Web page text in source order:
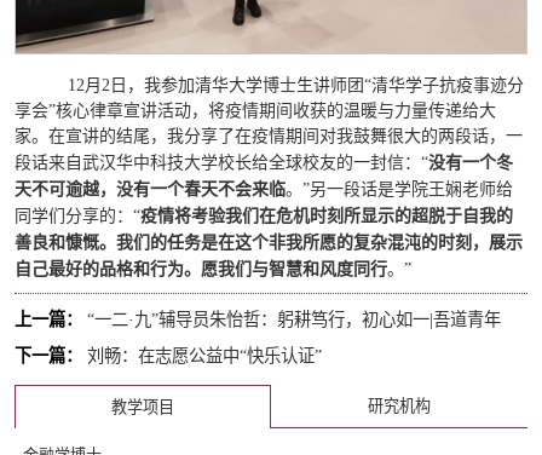
12月2日，我参加清华大学博士生讲师团“清华学子抗疫事迹分
享会”核心律章宣讲活动，将疫情期间收获的温暖与力量传递给大
家。在宣讲的结尾，我分享了在疫情期间对我鼓舞很大的两段话，一
段话来自武汉华中科技大学校长给全球校友的一封信：“没有一个冬
天不可逾越，没有一个春天不会来临。”另一段话是学院王娴老师给
同学们分享的：“疫情将考验我们在危机时刻所显示的超脱于自我的
善良和慷慨。我们的任务是在这个非我所愿的复杂混沌的时刻，展示
自己最好的品格和行为。愿我们与智慧和风度同行。”
上一篇：
“一二·九”辅导员朱怡哲：躬耕笃行，初心如一|吾道青年
下一篇：
刘畅：在志愿公益中“快乐认证”
教学项目 研究机构